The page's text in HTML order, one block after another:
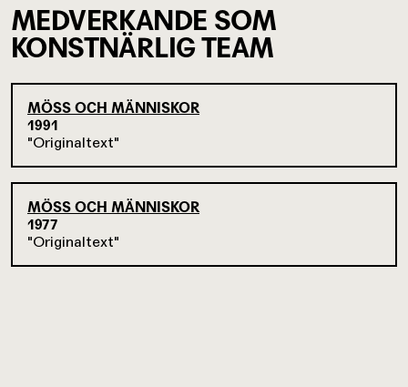
MEDVERKANDE SOM
KONSTNÄRLIG TEAM
MÖSS OCH MÄNNISKOR
1991
Originaltext
MÖSS OCH MÄNNISKOR
1977
Originaltext